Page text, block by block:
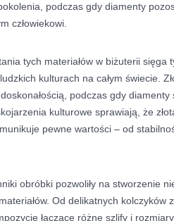
podczas gdy diamenty
człowiekowi.
tych materiałów w biżuterii sięga
kulturach na całym świecie.
podczas gdy diamenty
kulturowe sprawiają, że
pewne wartości – od
obróbki pozwoliły na stworzenie
Od delikatnych kolczyków
łączące różne szlify i